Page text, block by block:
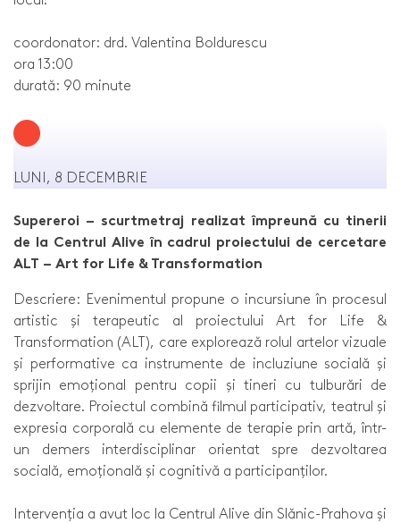
coordonator: drd. Valentina Boldurescu
ora 13:00
durată: 90 minute
LUNI, 8 DECEMBRIE
Supereroi – scurtmetraj realizat împreună cu tinerii
de la Centrul Alive în cadrul proiectului de cercetare
ALT – Art for Life & Transformation
Descriere: Evenimentul propune o incursiune în procesul
artistic și terapeutic al proiectului Art for Life &
Transformation (ALT), care explorează rolul artelor vizuale
și performative ca instrumente de incluziune socială și
sprijin emoțional pentru copii și tineri cu tulburări de
dezvoltare. Proiectul combină filmul participativ, teatrul și
expresia corporală cu elemente de terapie prin artă, într-
un demers interdisciplinar orientat spre dezvoltarea
socială, emoțională și cognitivă a participanților.
Intervenția a avut loc la Centrul Alive din Slănic-Prahova și